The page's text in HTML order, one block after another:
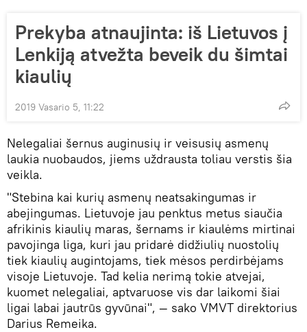
Prekyba atnaujinta: iš Lietuvos į
Lenkiją atvežta beveik du šimtai
kiaulių
2019 Vasario 5, 11:22
Nelegaliai šernus auginusių ir veisusių asmenų
laukia nuobaudos, jiems uždrausta toliau verstis šia
veikla.
"Stebina kai kurių asmenų neatsakingumas ir
abejingumas. Lietuvoje jau penktus metus siaučia
afrikinis kiaulių maras, šernams ir kiaulėms mirtinai
pavojinga liga, kuri jau pridarė didžiulių nuostolių
tiek kiaulių augintojams, tiek mėsos perdirbėjams
visoje Lietuvoje. Tad kelia nerimą tokie atvejai,
kuomet nelegaliai, aptvaruose vis dar laikomi šiai
ligai labai jautrūs gyvūnai", — sako VMVT direktorius
Darius Remeika.